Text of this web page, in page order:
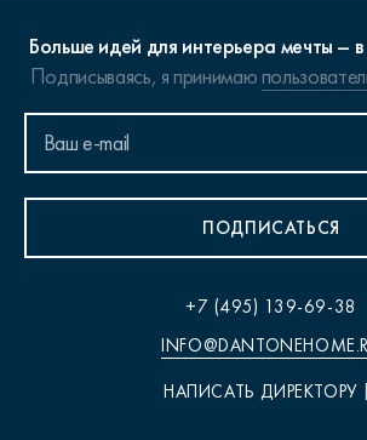
Больше идей для интерьера мечты –
Подписываясь, я принимаю
ПОДПИСАТЬСЯ
+7 (495) 139-69-38
НАПИСАТЬ ДИРЕКТОРУ